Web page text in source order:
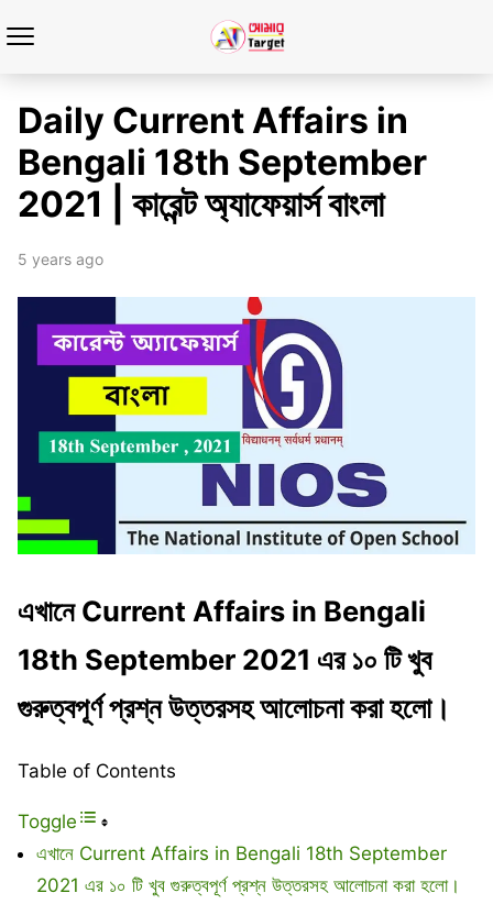
Daily Current Affairs in
Bengali 18th September
2021 | কারেন্ট অ্যাফেয়ার্স বাংলা
5 years ago
এখানে Current Affairs in Bengali
18th September 2021 এর ১০ টি খুব
গুরুত্বপূর্ণ প্রশ্ন উত্তরসহ আলোচনা করা হলো।
Table of Contents
Toggle
এখানে Current Affairs in Bengali 18th September
2021 এর ১০ টি খুব গুরুত্বপূর্ণ প্রশ্ন উত্তরসহ আলোচনা করা হলো।